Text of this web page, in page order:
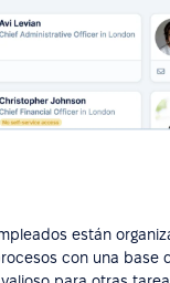
están
con una base